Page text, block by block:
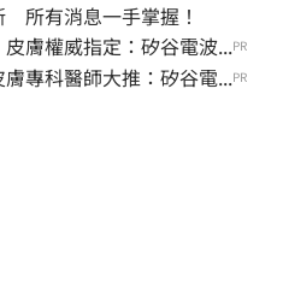
所有消息一手掌握！
膚權威指定：矽谷電波...PR
專科醫師大推：矽谷電...PR